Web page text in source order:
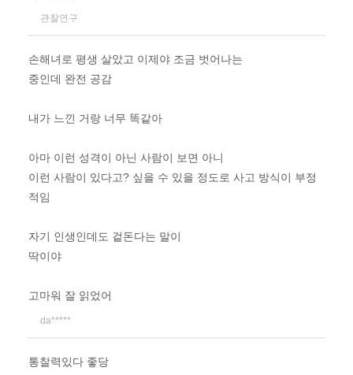
관찰연구
손해녀로 평생 살았고 이제야 조금 벗어나는
중인데 완전 공감
내가 느낀 거랑 너무 똑같아
아마 이런 성격이 아닌 사람이 보면 아니
이런 사람이 있다고? 싶을 수 있을 정도로 사고 방식이 부정
적임
자기 인생인데도 겉돈다는 말이
딱이야
고마워 잘 읽었어
da*****
통찰력있다 좋당